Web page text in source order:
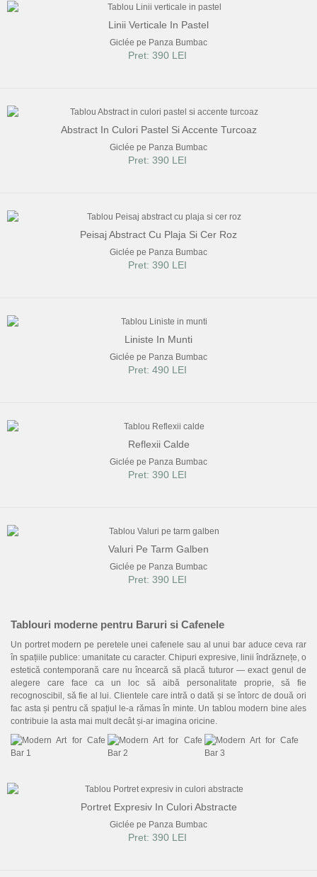
Linii Verticale In Pastel
Giclée pe Panza Bumbac
Pret: 390 LEI
Abstract In Culori Pastel Si Accente Turcoaz
Giclée pe Panza Bumbac
Pret: 390 LEI
Peisaj Abstract Cu Plaja Si Cer Roz
Giclée pe Panza Bumbac
Pret: 390 LEI
Liniste In Munti
Giclée pe Panza Bumbac
Pret: 490 LEI
Reflexii Calde
Giclée pe Panza Bumbac
Pret: 390 LEI
Valuri Pe Tarm Galben
Giclée pe Panza Bumbac
Pret: 390 LEI
Tablouri moderne pentru Baruri si Cafenele
Un portret modern pe peretele unei cafenele sau al unui bar aduce ceva rar
în spațiile publice: umanitate cu caracter. Chipuri expresive, linii îndrăznețe, o
estetică contemporană care nu încearcă să placă tuturor — exact genul de
alegere care face ca un loc să aibă personalitate proprie, să fie
recognoscibil, să fie al lui. Clientele care intră o dată și se întorc de două ori
fac asta și pentru că spațiul le-a rămas în minte. Un tablou modern bine ales
contribuie la asta mai mult decât și-ar imagina oricine.
Portret Expresiv In Culori Abstracte
Giclée pe Panza Bumbac
Pret: 390 LEI